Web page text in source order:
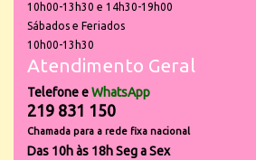
10h00-13h30 e 14h30-19h00
Sábados e Feriados
10h00-13h30
Atendimento Geral
Telefone eWhatsApp
219 831 150
Chamada para a rede fixa nacional
Das 10h às 18h Seg a Sex